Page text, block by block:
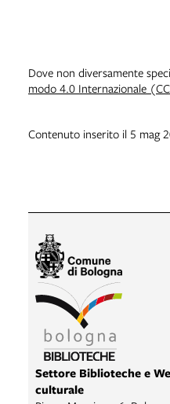
Dove non diversamente
modo 4.0 Internazionale
Contenuto inserito il 5 mag
Settore Biblioteche e
culturale